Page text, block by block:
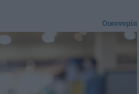
Οικονομία